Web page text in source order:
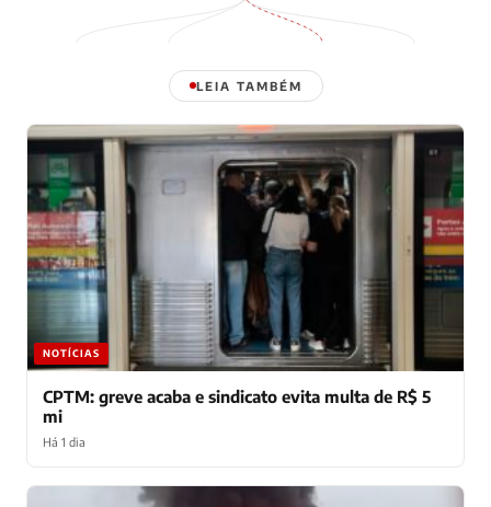
LEIA TAMBÉM
NOTÍCIAS
CPTM: greve acaba e sindicato evita multa de R$ 5
mi
Há 1 dia